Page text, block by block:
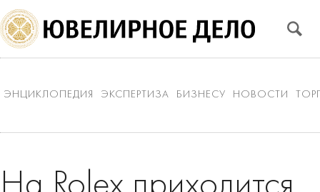
ЭНЦИКЛОПЕДИЯ ЭКСПЕРТИЗА БИЗНЕСУ НОВОСТИ